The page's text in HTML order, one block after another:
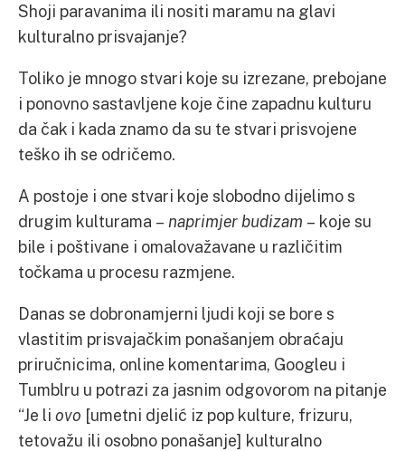
Shoji paravanima ili nositi maramu na glavi
kulturalno prisvajanje?
Toliko je mnogo stvari koje su izrezane, prebojane
i ponovno sastavljene koje čine zapadnu kulturu
da čak i kada znamo da su te stvari prisvojene
teško ih se odričemo.
A postoje i one stvari koje slobodno dijelimo s
drugim kulturama – naprimjer budizam – koje su
bile i poštivane i omalovažavane u različitim
točkama u procesu razmjene.
Danas se dobronamjerni ljudi koji se bore s
vlastitim prisvajačkim ponašanjem obraćaju
priručnicima, online komentarima, Googleu i
Tumblru u potrazi za jasnim odgovorom na pitanje
“Je li ovo [umetni djelić iz pop kulture, frizuru,
tetovažu ili osobno ponašanje] kulturalno